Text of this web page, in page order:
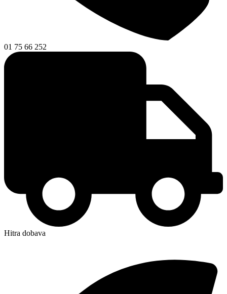
01 75 66 252
Hitra dobava